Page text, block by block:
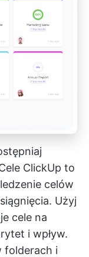
ClickUp to
celów
Użyj
cele na
i wpływ.
folderach i